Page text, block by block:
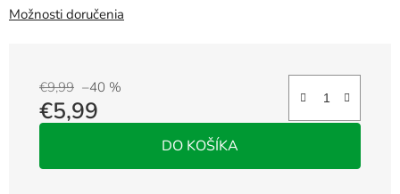
Možnosti doručenia
€9,99 –40 %
€5,99
DO KOŠÍKA